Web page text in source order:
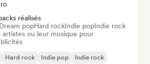
réalisés
Dream popHard rockIndie popIndie rock
artistes ou leur musique pour
Hard rock Indie pop
Indie rock